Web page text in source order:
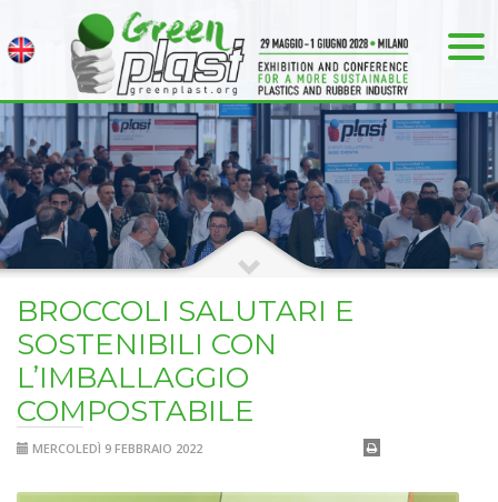
BROCCOLI SALUTARI E
SOSTENIBILI CON
L’IMBALLAGGIO
COMPOSTABILE
MERCOLEDÌ 9 FEBBRAIO 2022